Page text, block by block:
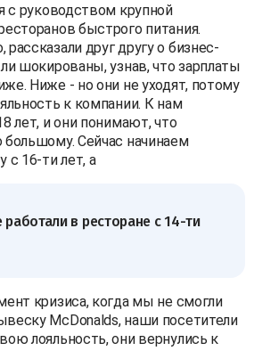
с руководством крупной
быстрого питания.
друг другу о бизнес-
шокированы, узнав, что зарплаты
Ниже - но они не уходят, потому
к компании. К нам
лет, и они понимают, что
Сейчас начинаем
с 16-ти лет, а
в ресторане с 14-ти
кризиса, когда мы не смогли
McDonalds, наши посетители
лояльность, они вернулись к